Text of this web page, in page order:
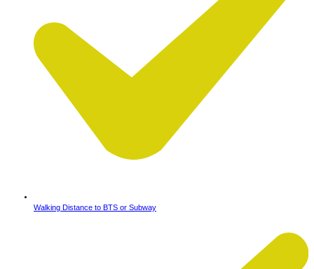
Walking Distance to BTS or Subway